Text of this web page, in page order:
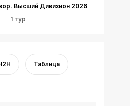
Высший Дивизион 2026
1 тур
Таблица